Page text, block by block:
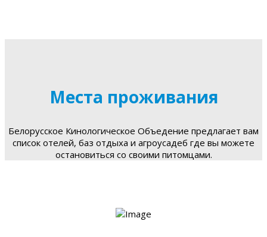
Места проживания
Белорусское Кинологическое Объедение предлагает вам
список отелей, баз отдыха и агроусадеб где вы можете
остановиться со своими питомцами.